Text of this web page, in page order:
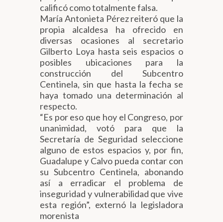
calificó como totalmente falsa.
María Antonieta Pérez reiteró que la
propia alcaldesa ha ofrecido en
diversas ocasiones al secretario
Gilberto Loya hasta seis espacios o
posibles ubicaciones para la
construcción del Subcentro
Centinela, sin que hasta la fecha se
haya tomado una determinación al
respecto.
“Es por eso que hoy el Congreso, por
unanimidad, votó para que la
Secretaría de Seguridad seleccione
alguno de estos espacios y, por fin,
Guadalupe y Calvo pueda contar con
su Subcentro Centinela, abonando
así a erradicar el problema de
inseguridad y vulnerabilidad que vive
esta región”, externó la legisladora
morenista